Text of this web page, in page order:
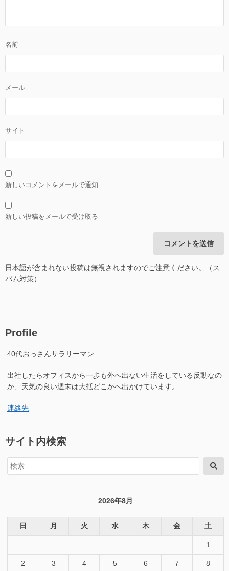
名前
メール
サイト
新しいコメントをメールで通知
新しい投稿をメールで受け取る
日本語が含まれない投稿は無視されますのでご注意ください。（ス
パム対策）
Profile
40代おっさんサラリーマン
出社したらオフィスから一歩も外へ出ない生活をしている反動なの
か、天気の良い週末は大抵どこかへ出かけています。
連絡先
サイト内検索
検
索
索
2026年8月
日 月 火 水 木 金 土
1
2 3 4 5 6 7 8